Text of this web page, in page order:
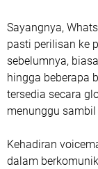
Sayangnya,
pasti perilisan ke
sebelumnya,
hingga beberapa
tersedia secara
menunggu
Kehadiran
dalam